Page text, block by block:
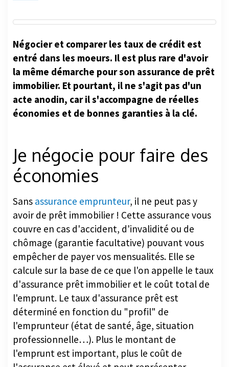
Négocier et comparer les taux de crédit est
entré dans les moeurs. Il est plus rare d'avoir
la même démarche pour son assurance de prêt
immobilier. Et pourtant, il ne s'agit pas d'un
acte anodin, car il s'accompagne de réelles
économies et de bonnes garanties à la clé.
Je négocie pour faire des
économies
Sans assurance emprunteur, il ne peut pas y
avoir de prêt immobilier ! Cette assurance vous
couvre en cas d'accident, d'invalidité ou de
chômage (garantie facultative) pouvant vous
empêcher de payer vos mensualités. Elle se
calcule sur la base de ce que l'on appelle le taux
d'assurance prêt immobilier et le coût total de
l'emprunt. Le taux d'assurance prêt est
déterminé en fonction du "profil" de
l'emprunteur (état de santé, âge, situation
professionnelle…). Plus le montant de
l'emprunt est important, plus le coût de